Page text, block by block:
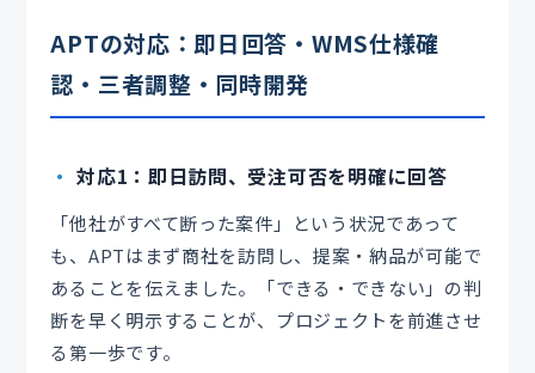
APTの対応：即日回答・WMS仕様確
認・三者調整・同時開発
対応1：即日訪問、受注可否を明確に回答
「他社がすべて断った案件」という状況であって
も、APTはまず商社を訪問し、提案・納品が可能で
あることを伝えました。「できる・できない」の判
断を早く明示することが、プロジェクトを前進させ
る第一歩です。